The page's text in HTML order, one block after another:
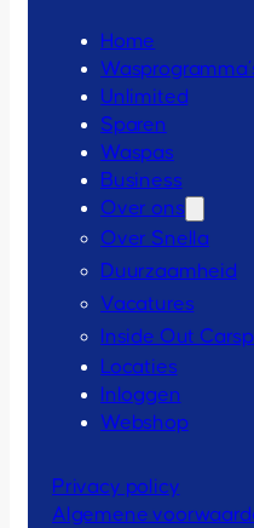
Home
Unlimited
Sparen
Waspas
Business
Over ons
Over Snella
Duurzaamheid
Vacatures
Inside Out
Locaties
Inloggen
Webshop
Privacy policy
Algemene